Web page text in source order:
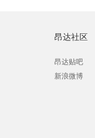
昂达社区
昂达贴吧
新浪微博